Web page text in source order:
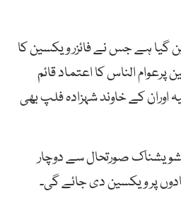
گیا ہے جس نے فائزر ویکسین کا
الناس کا اعتماد قائم
اوران کے خاوند شہزادہ فلپ بھی
صورتحال سے دوچار
پر ویکسین دی جائے گی۔